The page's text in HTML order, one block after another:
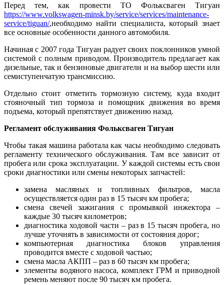
Перед тем, как провести ТО Фольксваген Тигуан
https://www.volkswagen-minsk.by/service/services/maintenance-
service/tiguan/,необходимо найти специалиста, который знает
все основные особенности данного автомобиля.
Начиная с 2007 года Тигуан радует своих поклонников умной
системой с полным приводом. Производитель предлагает как
дизельные, так и бензиновые двигатели и на выбор шести или
семиступенчатую трансмиссию.
Отдельно стоит отметить тормозную систему, куда входит
стояночный тип тормоза и помощник движения во время
подъема, который препятствует движению назад.
Регламент обслуживания Фольксваген Тигуан
Чтобы такая машина работала как часы необходимо следовать
регламенту технического обслуживания. Там все зависит от
пробега или срока эксплуатации. У каждой системы есть свои
сроки диагностики или смены некоторых запчастей:
замена масляных и топливных фильтров, масла
осуществляется один раз в 15 тысяч км пробега;
смена свечей зажигания с промывкой инжектора –
каждые 30 тысяч километров;
диагностика ходовой части – раз в 15 тысяч пробега, но
лучше уточнять в зависимости от состояния дорог;
компьютерная диагностика блоков управления
проводится вместе с ходовой частью;
смена масла АКПП – раз в 60 тысяч км пробега;
элементы водяного насоса, комплект ГРМ и приводной
ремень меняют после 90 тысяч км пробега.